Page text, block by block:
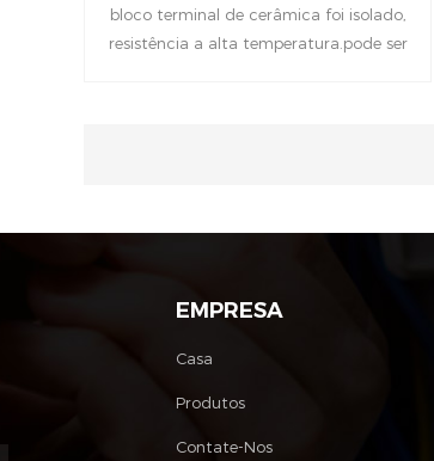
bloco terminal de cerâmica foi isolado,
resistência a alta temperatura.pode ser
EMPRESA
Casa
Produtos
Contate-Nos